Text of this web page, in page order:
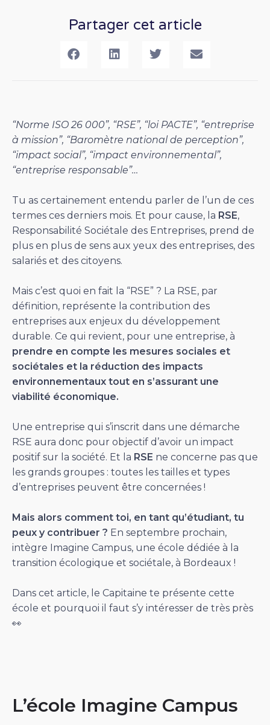
Partager cet article
“Norme ISO 26 000”, “RSE”, “loi PACTE”, “entreprise
à mission”, “Baromètre national de perception”,
“impact social”, “impact environnemental”,
“entreprise responsable”…
Tu as certainement entendu parler de l’un de ces
termes ces derniers mois. Et pour cause, la RSE,
Responsabilité Sociétale des Entreprises, prend de
plus en plus de sens aux yeux des entreprises, des
salariés et des citoyens.
Mais c’est quoi en fait la “RSE” ? La RSE, par
définition, représente la contribution des
entreprises aux enjeux du développement
durable. Ce qui revient, pour une entreprise, à
prendre en compte les mesures sociales et
sociétales et la réduction des impacts
environnementaux tout en s’assurant une
viabilité économique.
Une entreprise qui s’inscrit dans une démarche
RSE aura donc pour objectif d’avoir un impact
positif sur la société. Et la RSE ne concerne pas que
les grands groupes : toutes les tailles et types
d’entreprises peuvent être concernées !
Mais alors comment toi, en tant qu’étudiant, tu
peux y contribuer ? En septembre prochain,
intègre Imagine Campus, une école dédiée à la
transition écologique et sociétale, à Bordeaux !
Dans cet article, le Capitaine te présente cette
école et pourquoi il faut s’y intéresser de très près
👀
L’école Imagine Campus